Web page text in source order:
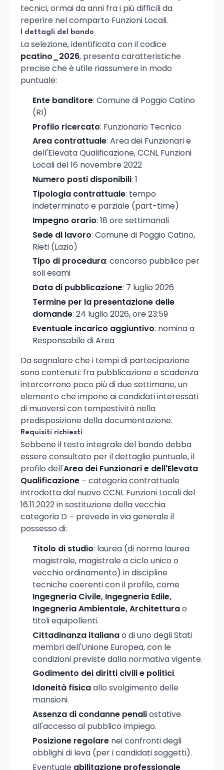
tecnici, ormai da anni fra i più difficili da
reperire nel comparto Funzioni Locali.
I dettagli del bando
La selezione, identificata con il codice
pcatino_2026, presenta caratteristiche
precise che è utile riassumere in modo
puntuale:
Ente banditore: Comune di Poggio Catino
(RI)
Profilo ricercato: Funzionario Tecnico
Area contrattuale: Area dei Funzionari e
dell'Elevata Qualificazione, CCNL Funzioni
Locali del 16 novembre 2022
Numero posti disponibili: 1
Tipologia contrattuale: tempo
indeterminato e parziale (part-time)
Impegno orario: 18 ore settimanali
Sede di lavoro: Comune di Poggio Catino,
Rieti (Lazio)
Tipo di procedura: concorso pubblico per
soli esami
Data di pubblicazione: 7 luglio 2026
Termine per la presentazione delle
domande: 24 luglio 2026, ore 23:59
Eventuale incarico aggiuntivo: nomina a
Responsabile di Area
Da segnalare che i tempi di partecipazione
sono contenuti: fra pubblicazione e scadenza
intercorrono poco più di due settimane, un
elemento che impone ai candidati interessati
di muoversi con tempestività nella
predisposizione della documentazione.
Requisiti richiesti
Sebbene il testo integrale del bando debba
essere consultato per il dettaglio puntuale, il
profilo dell'Area dei Funzionari e dell'Elevata
Qualificazione – categoria contrattuale
introdotta dal nuovo CCNL Funzioni Locali del
16.11.2022 in sostituzione della vecchia
categoria D – prevede in via generale il
possesso di:
Titolo di studio: laurea (di norma laurea
magistrale, magistrale a ciclo unico o
vecchio ordinamento) in discipline
tecniche coerenti con il profilo, come
Ingegneria Civile, Ingegneria Edile,
Ingegneria Ambientale, Architetturao
titoli equipollenti.
Cittadinanza italianao di uno degli Stati
membri dell'Unione Europea, con le
condizioni previste dalla normativa vigente.
Godimento dei diritti civili e politici.
Idoneità fisicaallo svolgimento delle
mansioni.
Assenza di condanne penaliostative
all'accesso al pubblico impiego.
Posizione regolare nei confronti degli
obblighi di leva (per i candidati soggetti).
Eventuale abilitazione professionale